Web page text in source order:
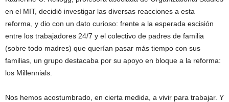
en el MIT, decidió investigar las diversas reacciones a esta
reforma, y dio con un dato curioso: frente a la esperada escisión
entre los trabajadores 24/7 y el colectivo de padres de familia
(sobre todo madres) que querían pasar más tiempo con sus
familias, un grupo destacaba por su apoyo en bloque a la reforma:
los Millennials.
Nos hemos acostumbrado, en cierta medida, a vivir para trabajar. Y